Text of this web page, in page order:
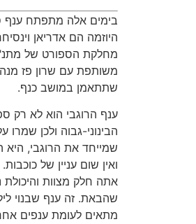
בימים אלה מתפתח ענף
היוזמה הם אדריאן
מחלקת הספורט של
משותפת עם שרון פז
שתתאמן במושב כנף.
ענף הרוגבי הוא לא רק
הבינוני-גבוה ולכן
שמייחד את הרוגבי, היא
ואין שום עניין של
אתה חלק מצוות
שהבאת. זה ענף שבנוי
מתאים לעומת ענפים